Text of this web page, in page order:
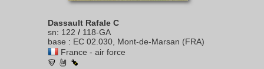
Dassault Rafale C
sn: 122 / 118-GA
base : EC 02.030, Mont-de-Marsan (FRA)
France - air force